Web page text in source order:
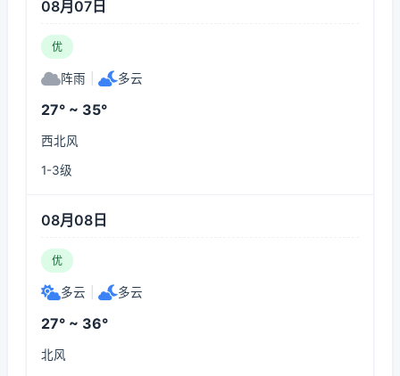
08月07日
优
阵雨 多云
27° ~ 35°
西北风
1-3级
08月08日
优
多云 多云
27° ~ 36°
北风